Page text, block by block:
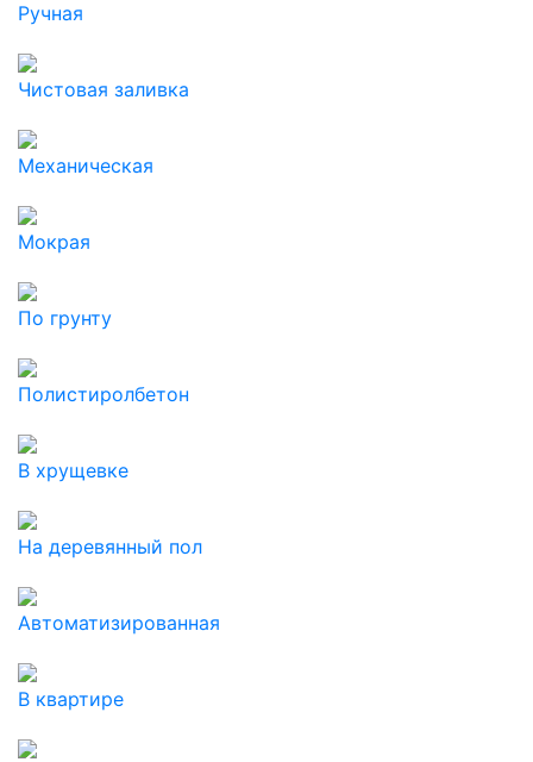
Ручная
Чистовая заливка
Механическая
Мокрая
По грунту
Полистиролбетон
В хрущевке
На деревянный пол
Автоматизированная
В квартире